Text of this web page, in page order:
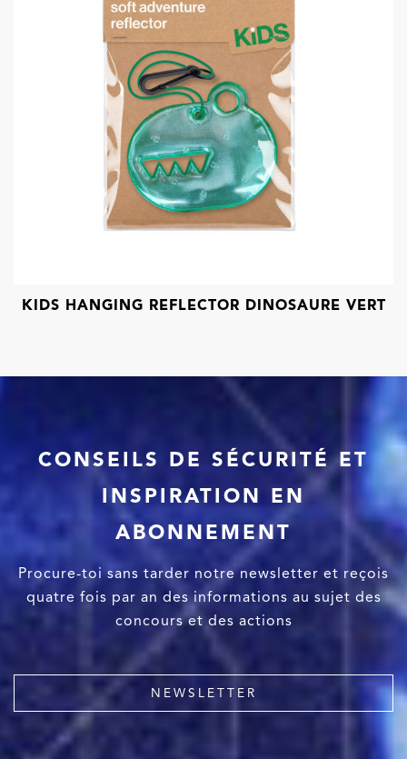
KIDS HANGING REFLECTOR DINOSAURE VERT
CONSEILS DE SÉCURITÉ ET
INSPIRATION EN
ABONNEMENT
Procure-toi sans tarder notre newsletter et reçois
quatre fois par an des informations au sujet des
concours et des actions
NEWSLETTER